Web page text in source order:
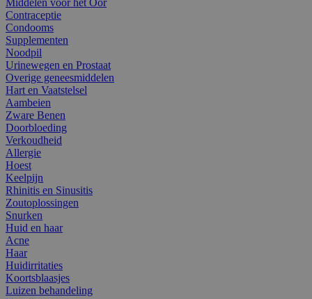
Contraceptie
Condooms
Supplementen
Noodpil
Urinewegen en Prostaat
Overige geneesmiddelen
Hart en Vaatstelsel
Aambeien
Zware Benen
Doorbloeding
Verkoudheid
Allergie
Hoest
Keelpijn
Rhinitis en Sinusitis
Zoutoplossingen
Snurken
Huid en haar
Acne
Haar
Huidirritaties
Koortsblaasjes
Luizen behandeling